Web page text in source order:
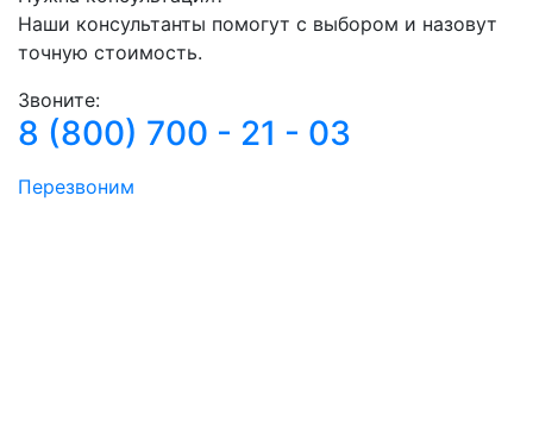
Наши консультанты помогут с выбором и назовут
точную стоимость.
Звоните:
8 (800) 700 - 21 - 03
Перезвоним